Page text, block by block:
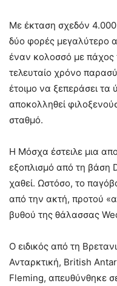
Με έκταση σχεδόν 4.000
δύο φορές μεγαλύτερο
έναν κολοσσό με πάχος
τελευταίο χρόνο
έτοιμο να ξεπεράσει τα
αποκολληθεί
σταθμό.
Η Μόσχα έστειλε μια
εξοπλισμό από τη βάση
χαθεί. Ωστόσο, το
από την ακτή, προτού
βυθού της θάλασσας
Ο ειδικός από τη
Ανταρκτική, British
Fleming, απευθύνθηκε